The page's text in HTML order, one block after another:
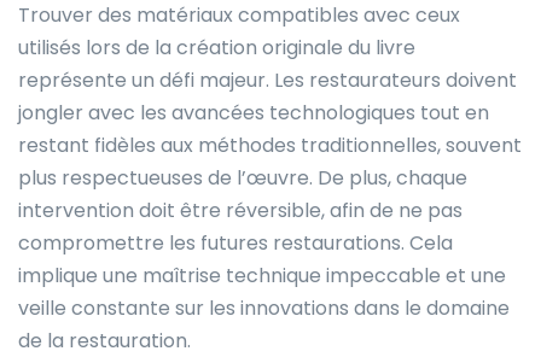
Trouver des matériaux compatibles avec ceux
utilisés lors de la création originale du livre
représente un défi majeur. Les restaurateurs doivent
jongler avec les avancées technologiques tout en
restant fidèles aux méthodes traditionnelles, souvent
plus respectueuses de l’œuvre. De plus, chaque
intervention doit être réversible, afin de ne pas
compromettre les futures restaurations. Cela
implique une maîtrise technique impeccable et une
veille constante sur les innovations dans le domaine
de la restauration.